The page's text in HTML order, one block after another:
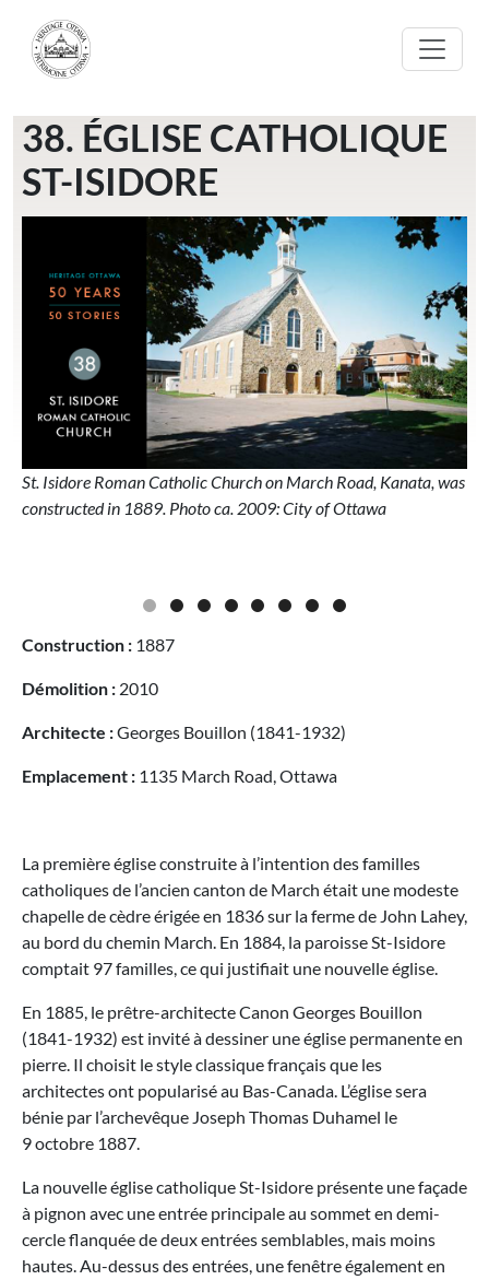
38. ÉGLISE CATHOLIQUE
ST-ISIDORE
St. Isidore Roman Catholic Church on March Road, Kanata, was
constructed in 1889. Photo ca. 2009: City of Ottawa
Construction : 1887
Démolition : 2010
Architecte :Georges Bouillon (1841-1932)
Emplacement : 1135 March Road, Ottawa
La première église construite à l’intention des familles
catholiques de l’ancien canton de March était une modeste
chapelle de cèdre érigée en 1836 sur la ferme de John Lahey,
au bord du chemin March. En 1884, la paroisse St-Isidore
comptait 97 familles, ce qui justifiait une nouvelle église.
En 1885, le prêtre-architecte Canon Georges Bouillon
(1841-1932) est invité à dessiner une église permanente en
pierre. Il choisit le style classique français que les
architectes ont popularisé au Bas-Canada. L’église sera
bénie par l’archevêque Joseph Thomas Duhamel le
9 octobre 1887.
La nouvelle église catholique St-Isidore présente une façade
à pignon avec une entrée principale au sommet en demi-
cercle flanquée de deux entrées semblables, mais moins
hautes. Au-dessus des entrées, une fenêtre également en